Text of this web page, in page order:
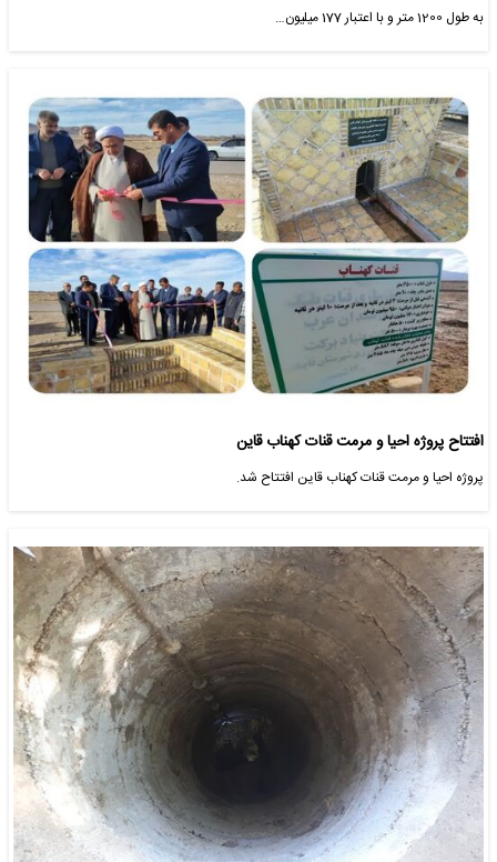
به طول 1200 متر و با اعتبار 177 میلیون…
افتتاح پروژه احیا و مرمت قنات کهناب قاین
پروژه احیا و مرمت قنات کهناب قاین افتتاح شد.